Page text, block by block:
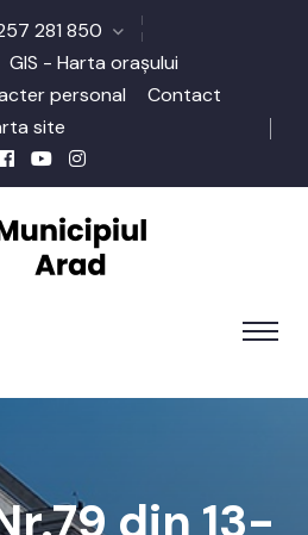
281 850
GIS - Harta orașului
personal
Contact
site
din 13-